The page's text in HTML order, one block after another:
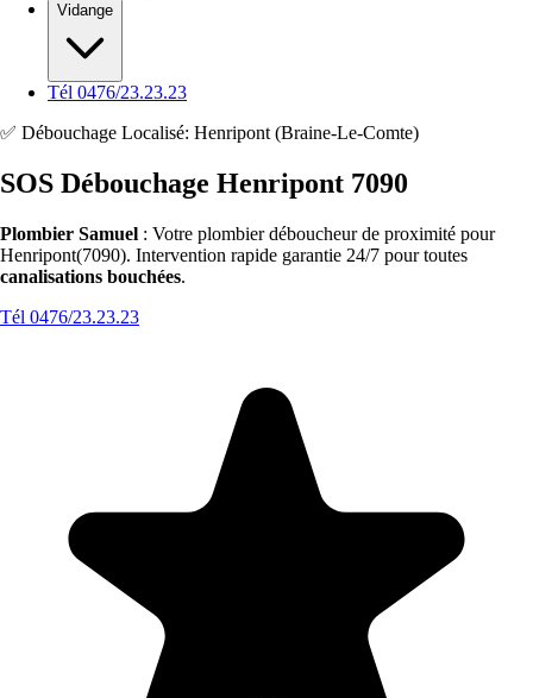
Vidange
Tél 0476/23.23.23
✅ Débouchage Localisé: Henripont (Braine-Le-Comte)
SOS Débouchage Henripont 7090
Plombier Samuel : Votre plombier déboucheur de proximité pour
Henripont(7090). Intervention rapide garantie 24/7 pour toutes
canalisations bouchées.
Tél 0476/23.23.23